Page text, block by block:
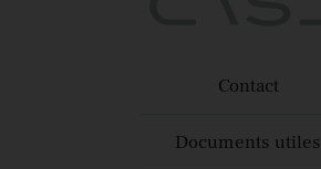
Contact
Documents utiles